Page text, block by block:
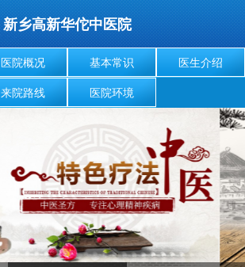
新乡高新华佗中医院
医院概况 基本常识
医生介绍
来院路线 医院环境